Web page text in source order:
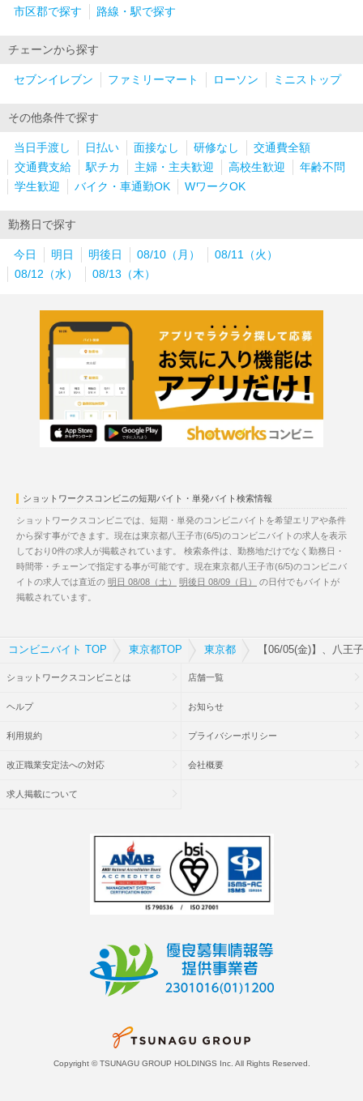
市区郡で探す 路線・駅で探す
チェーンから探す
セブンイレブン ファミリーマート ローソン ミニストップ
その他条件で探す
当日手渡し 日払い 面接なし 研修なし
交通費全額
交通費支給
駅チカ 主婦・主夫歓迎 高校生歓迎
年齢不問
学生歓迎
バイク・車通勤OK WワークOK
勤務日で探す
今日 明日 明後日 08/10（月）
08/11（火）
08/12（水）
08/13（木）
ショットワークスコンビニの短期バイト・単発バイト検索情報
ショットワークスコンビニでは、短期・単発のコンビニバイトを希望エリアや条件
から探す事ができます。現在は東京都八王子市(6/5)のコンビニバイトの求人を表示
しており0件の求人が掲載されています。 検索条件は、勤務地だけでなく勤務日・
時間帯・チェーンで指定する事が可能です。現在東京都八王子市(6/5)のコンビニバ
イトの求人では直近の 明日 08/08（土） 明後日 08/09（日）
の日付でもバイトが
掲載されています。
コンビニバイト TOP 東京都TOP 東京都 【06/05(金)】、八王
ショットワークスコンビニとは 店舗一覧
ヘルプ お知らせ
利用規約 プライバシーポリシー
改正職業安定法への対応 会社概要
求人掲載について
Copyright © TSUNAGU GROUP HOLDINGS Inc. All Rights Reserved.